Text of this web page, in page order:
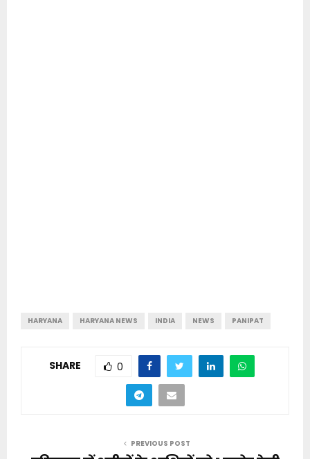
HARYANA HARYANA NEWS INDIA NEWS PANIPAT
SHARE 0
PREVIOUS POST